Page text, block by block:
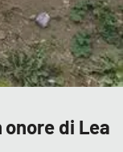
di Lea